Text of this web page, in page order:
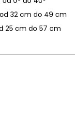
32 cm do 49 cm
25 cm do 57 cm